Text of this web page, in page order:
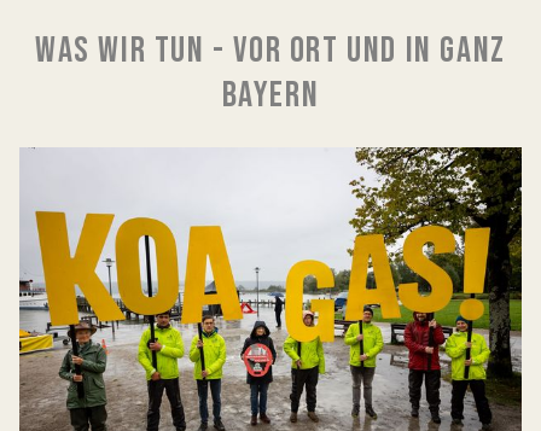
WAS WIR TUN - VOR ORT UND IN GANZ
BAYERN